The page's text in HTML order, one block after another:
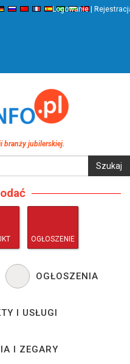
›
Logowanie |
branży jubilerskiej.
OGŁOSZENIE
OGŁOSZENIA
I USŁUGI
I ZEGARY